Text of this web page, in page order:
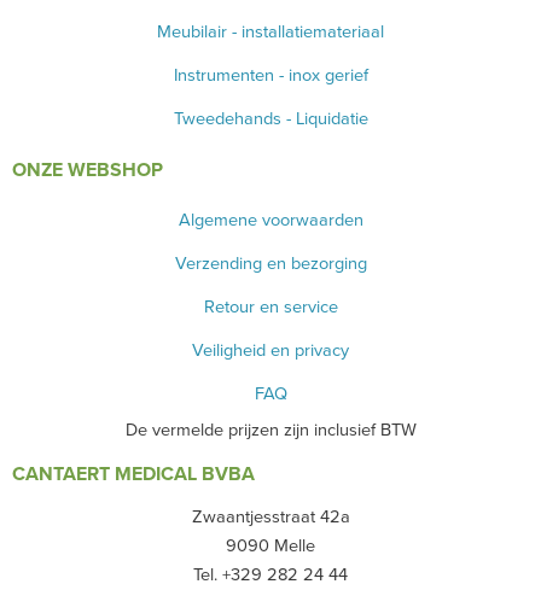
Meubilair - installatiemateriaal
Instrumenten - inox gerief
Tweedehands - Liquidatie
ONZE WEBSHOP
Algemene voorwaarden
Verzending en bezorging
Retour en service
Veiligheid en privacy
FAQ
De vermelde prijzen zijn inclusief BTW
CANTAERT MEDICAL BVBA
Zwaantjesstraat 42a
9090 Melle
Tel. +329 282 24 44